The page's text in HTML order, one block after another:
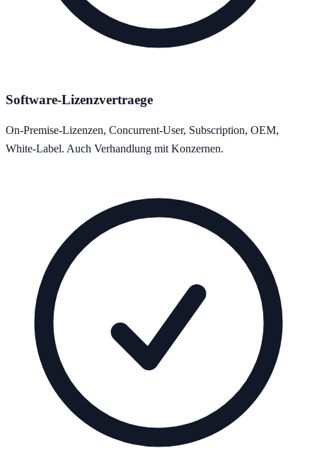
Software-Lizenzvertraege
On-Premise-Lizenzen, Concurrent-User, Subscription, OEM,
White-Label. Auch Verhandlung mit Konzernen.